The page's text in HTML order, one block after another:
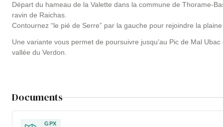
Départ du hameau de la Valette dans la commune de Thorame-
ravin de Raichas.
Contournez “le pié de Serre” par la gauche pour rejoindre la
Une variante vous permet de poursuivre jusqu’au Pic de Mal
vallée du Verdon.
Documents
GPX